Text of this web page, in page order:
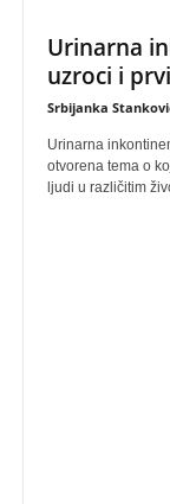
Urinarna
uzroci i
Srbijanka
Urinarna
otvorena tema o
ljudi u različitim